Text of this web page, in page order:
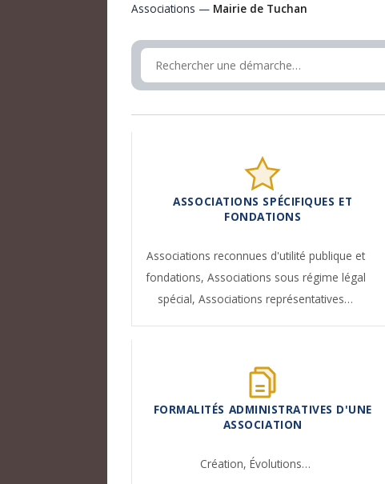
Associations — Mairie de Tuchan
ASSOCIATIONS SPÉCIFIQUES ET
FONDATIONS
Associations reconnues d'utilité publique et
fondations, Associations sous régime légal
spécial,Associations représentatives…
FORMALITÉS ADMINISTRATIVES D'UNE
ASSOCIATION
Création,Évolutions…